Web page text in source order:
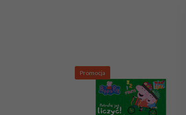
Wydawnictwo:
9788381576284
Promocja